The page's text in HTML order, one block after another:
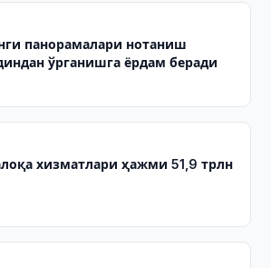
панорамалари нотаниш
ўрганишга ёрдам беради
хизматлари ҳажми 51,9 трлн